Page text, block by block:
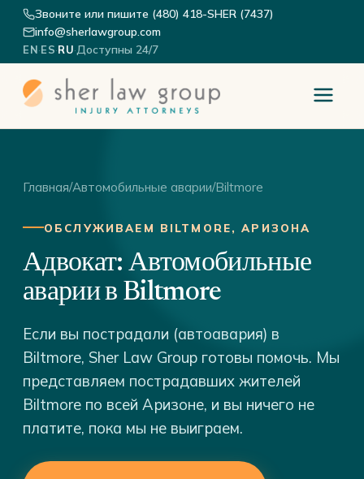
Звоните или пишите (480) 418-SHER (7437)
info@sherlawgroup.com
EN·ES·RU·Доступны 24/7
Главная/Автомобильные аварии/Biltmore
ОБСЛУЖИВАЕМ BILTMORE, АРИЗОНА
Адвокат: Автомобильные
аварии в Biltmore
Если вы пострадали (автоавария) в
Biltmore, Sher Law Group готовы помочь. Мы
представляем пострадавших жителей
Biltmore по всей Аризоне, и вы ничего не
платите, пока мы не выиграем.